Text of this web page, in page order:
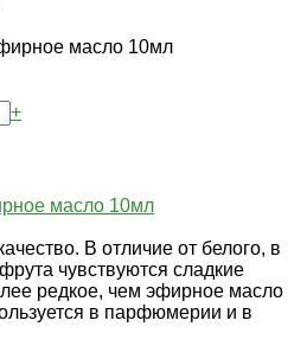
+
масло 10мл
В отличие от белого, в
чувствуются сладкие
редкое, чем эфирное масло
в парфюмерии и в